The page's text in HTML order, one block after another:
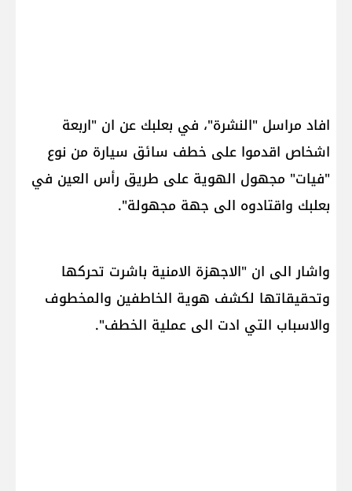
افاد مراسل "النشرة"، في بعلبك عن ان "اربعة
اشخاص اقدموا على ​خطف​ سائق سيارة من نوع
"فيات" مجهول الهوية على طريق رأس العين في
بعلبك واقتادوه الى جهة مجهولة".
واشار الى ان "الاجهزة الامنية باشرت تحركها
وتحقيقاتها لكشف هوية الخاطفين والمخطوف
والاسباب التي ادت الى عملية الخطف".